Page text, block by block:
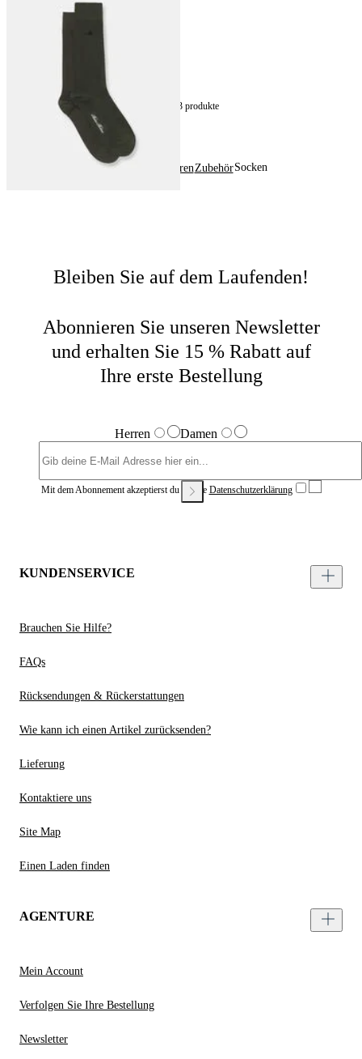
13produkte
HerrenZubehörSocken
Bleiben Sie auf dem Laufenden!
Abonnieren Sie unseren Newsletter
und erhalten Sie 15 % Rabatt auf
Ihre erste Bestellung
Herren Damen
Mit dem Abonnement akzeptierst du unsere Datenschutzerklärung
KUNDENSERVICE
Brauchen Sie Hilfe?
FAQs
Rücksendungen & Rückerstattungen
Wie kann ich einen Artikel zurücksenden?
Lieferung
Kontaktiere uns
Site Map
Einen Laden finden
AGENTURE
Mein Account
Verfolgen Sie Ihre Bestellung
Newsletter